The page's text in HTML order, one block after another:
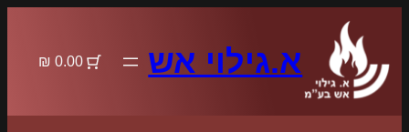
א.גילוי אש 0.00 ₪